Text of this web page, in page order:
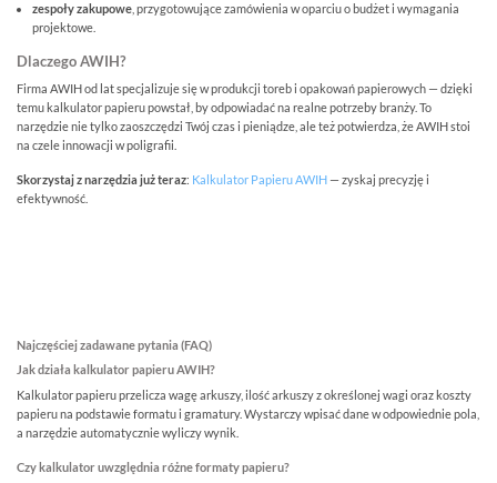
zespoły zakupowe , przygotowujące zamówienia w oparciu o budżet i wymagania
projektowe.
Dlaczego AWIH?
Firma AWIH od lat specjalizuje się w produkcji toreb i opakowań papierowych — dzięki
temu kalkulator papieru powstał, by odpowiadać na realne potrzeby branży. To
narzędzie nie tylko zaoszczędzi Twój czas i pieniądze, ale też potwierdza, że AWIH stoi
na czele innowacji w poligrafii.
Skorzystaj z narzędzia już teraz: Kalkulator Papieru AWIH — zyskaj precyzję i
efektywność.
Najczęściej zadawane pytania (FAQ)
Jak działa kalkulator papieru AWIH?
Kalkulator papieru przelicza wagę arkuszy, ilość arkuszy z określonej wagi oraz koszty
papieru na podstawie formatu i gramatury. Wystarczy wpisać dane w odpowiednie pola,
a narzędzie automatycznie wyliczy wynik.
Czy kalkulator uwzględnia różne formaty papieru?